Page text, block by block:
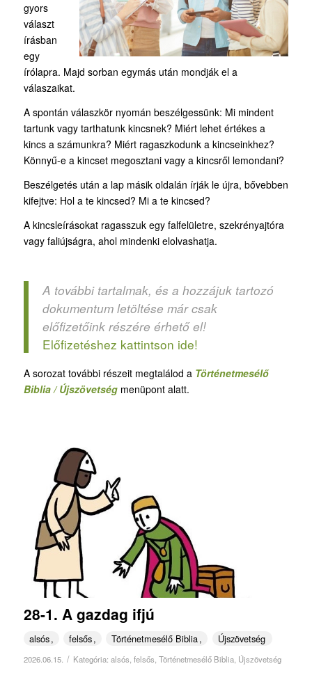
gyors
választ
írásban
egy
írólapra. Majd sorban egymás után mondják el a
válaszaikat.
A spontán válaszkör nyomán beszélgessünk: Mi mindent
tartunk vagy tarthatunk kincsnek? Miért lehet értékes a
kincs a számunkra? Miért ragaszkodunk a kincseinkhez?
Könnyű-e a kincset megosztani vagy a kincsről lemondani?
Beszélgetés után a lap másik oldalán írják le újra, bővebben
kifejtve: Hol a te kincsed? Mi a te kincsed?
A kincsleírásokat ragasszuk egy falfelületre, szekrényajtóra
vagy faliújságra, ahol mindenki elolvashatja.
A további tartalmak, és a hozzájuk tartozó
dokumentum letöltése már csak
előfizetőink részére érhető el!
Előfizetéshez kattintson ide!
A sorozat további részeit megtalálod a Történetmesélő
Biblia / Újszövetségmenüpont alatt.
28-1. A gazdag ifjú
alsós felsős Történetmesélő Biblia Újszövetség
2026.06.15. / Kategória: alsós felsős Történetmesélő Biblia, Újszövetség